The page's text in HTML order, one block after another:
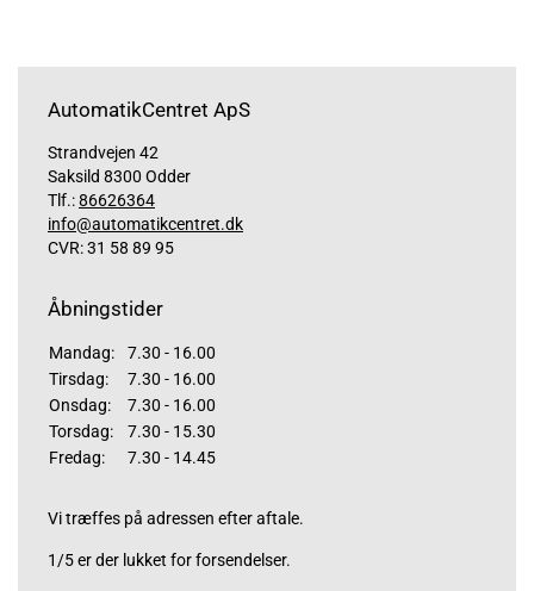
AutomatikCentret ApS
Strandvejen 42
Saksild 8300 Odder
Tlf.:86626364
info@automatikcentret.dk
CVR: 31 58 89 95
Åbningstider
Mandag:
7.30 - 16.00
Tirsdag:
7.30 - 16.00
Onsdag:
7.30 - 16.00
Torsdag:
7.30 - 15.30
Fredag:
7.30 - 14.45
Vi træffes på adressen efter aftale.
1/5 er der lukket for forsendelser.